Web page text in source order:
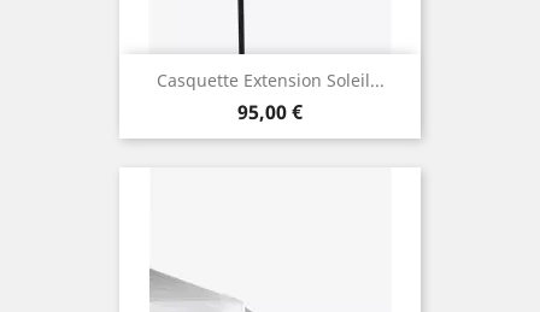
Casquette Extension Soleil...
Prix
95,00 €